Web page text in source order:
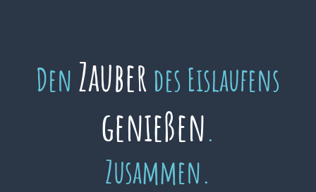
Den Zauber des Eislaufens
genießen.
Zusammen.